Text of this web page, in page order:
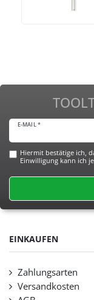
E-MAIL *
Hiermit bestätige ich,
Einwilligung kann ich
EINKAUFEN
Zahlungsarten
Versandkosten